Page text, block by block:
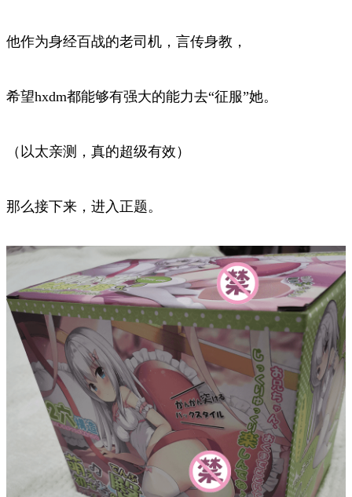
他作为身经百战的老司机，言传身教，
希望hxdm都能够有强大的能力去“征服”她。
（以太亲测，真的超级有效）
那么接下来，进入正题。